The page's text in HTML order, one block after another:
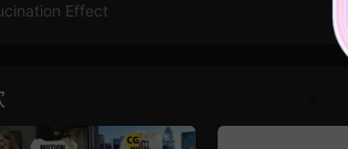
Effect